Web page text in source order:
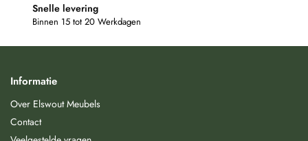
Snelle levering
Binnen 15 tot 20 Werkdagen
Informatie
Over Elswout Meubels
Contact